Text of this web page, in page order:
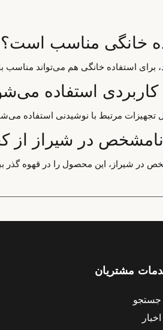
برای استفاده خانگی هم می‌تواند
تجهیزات مرتبط با نوشیدنی استفاده
در شیراز از
در شیراز، این محصول را در قهوه گذر
مشتریان
جستجو
اخبار